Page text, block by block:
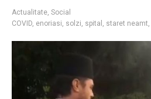
Actualitate, Social
COVID, enoriasi, solzi, spital , staret neamt,